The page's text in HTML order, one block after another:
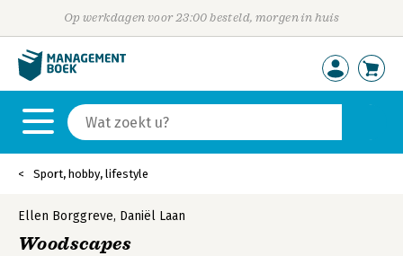
Op werkdagen voor 23:00 besteld, morgen in huis
Sport, hobby, lifestyle
Ellen Borggreve, Daniël Laan
Woodscapes